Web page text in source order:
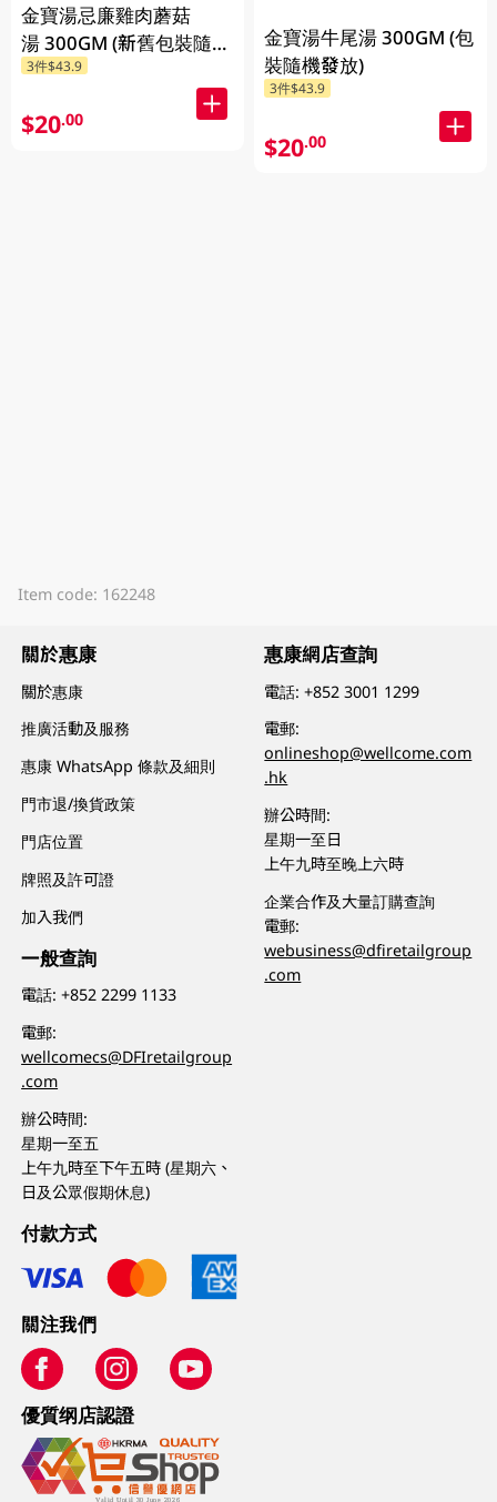
金寶湯忌廉雞肉蘑菇
湯 300GM (新舊包裝隨機
發貨) (包裝隨機發放)
3件$43.9
$20.00
金寶湯牛尾湯 300GM (包
裝隨機發放)
3件$43.9
$20.00
Item code: 162248
關於惠康
關於惠康
推廣活動及服務
惠康 WhatsApp 條款及細則
門市退/換貨政策
門店位置
牌照及許可證
加入我們
一般查詢
電話:+852 2299 1133
電郵:
wellcomecs@DFIretailgroup
.com
辦公時間:
星期一至五
上午九時至下午五時 (星期六、
日及公眾假期休息)
惠康網店查詢
電話:+852 3001 1299
電郵:
onlineshop@wellcome.com
.hk
辦公時間:
星期一至日
上午九時至晚上六時
企業合作及大量訂購查詢
電郵:
webusiness@dfiretailgroup
.com
付款方式
關注我們
優質纲店認證